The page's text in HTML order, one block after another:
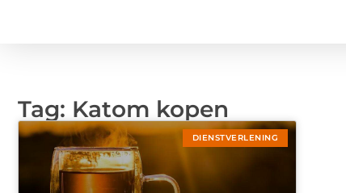
Tag: Katom kopen
DIENSTVERLENING